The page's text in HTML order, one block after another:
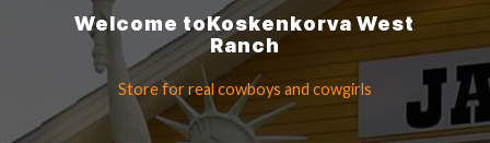
Welcome toKoskenkorvaWest
Ranch
Store for real cowboys and cowgirls